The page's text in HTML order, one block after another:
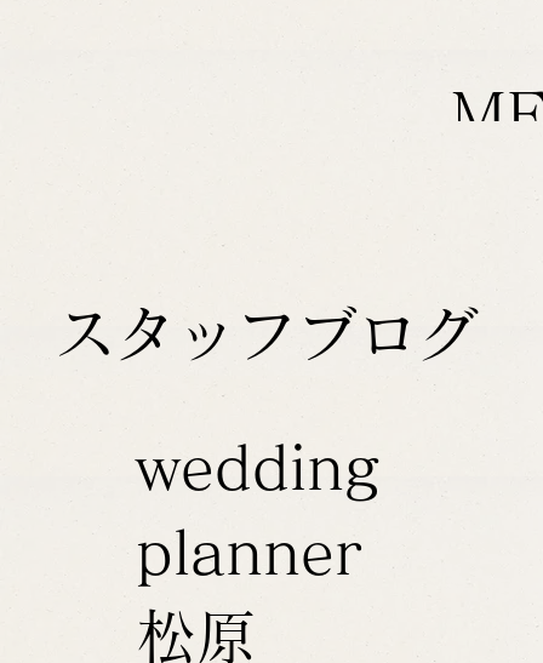
スタッフブログ
wedding
planner
松原